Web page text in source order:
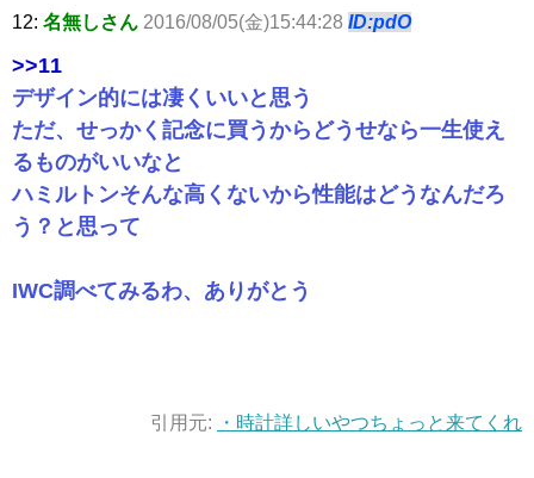
12: 名無しさん 2016/08/05(金)15:44:28 ID:pdO
>>11
デザイン的には凄くいいと思う
ただ、せっかく記念に買うからどうせなら一生使え
るものがいいなと
ハミルトンそんな高くないから性能はどうなんだろ
う？と思って
IWC調べてみるわ、ありがとう
引用元: ・時計詳しいやつちょっと来てくれ